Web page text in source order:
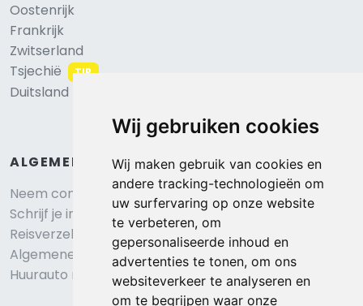
Wij gebruiken cookies
Wij maken gebruik van cookies en
andere tracking-technologieën om
uw surfervaring op onze website
te verbeteren, om
gepersonaliseerde inhoud en
advertenties te tonen, om ons
websiteverkeer te analyseren en
om te begrijpen waar onze
Oostenrijk
Frankrijk
Zwitserland
Tsjechië
TIP
Duitsland
ALGEMEEN
Neem contact op
Schrijf je in voor onze nieuwsbrief
Reisverzekering afsluiten
Algemene voorwaarden
Huurauto reserveren